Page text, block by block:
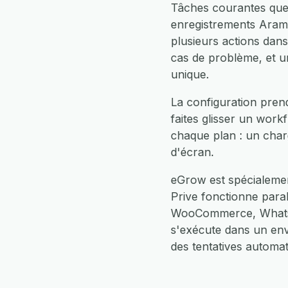
Tâches courantes
enregistrements
plusieurs actions
cas de problème, et
unique.
La configuration
faites glisser un
chaque plan : un
d'écran.
eGrow est
Prive fonctionne
WooCommerce,
s'exécute dans un
des tentatives